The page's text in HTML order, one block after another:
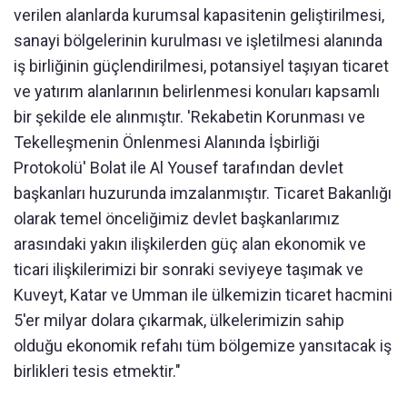
verilen alanlarda kurumsal kapasitenin geliştirilmesi,
sanayi bölgelerinin kurulması ve işletilmesi alanında
iş birliğinin güçlendirilmesi, potansiyel taşıyan ticaret
ve yatırım alanlarının belirlenmesi konuları kapsamlı
bir şekilde ele alınmıştır. 'Rekabetin Korunması ve
Tekelleşmenin Önlenmesi Alanında İşbirliği
Protokolü' Bolat ile Al Yousef tarafından devlet
başkanları huzurunda imzalanmıştır. Ticaret Bakanlığı
olarak temel önceliğimiz devlet başkanlarımız
arasındaki yakın ilişkilerden güç alan ekonomik ve
ticari ilişkilerimizi bir sonraki seviyeye taşımak ve
Kuveyt, Katar ve Umman ile ülkemizin ticaret hacmini
5'er milyar dolara çıkarmak, ülkelerimizin sahip
olduğu ekonomik refahı tüm bölgemize yansıtacak iş
birlikleri tesis etmektir."